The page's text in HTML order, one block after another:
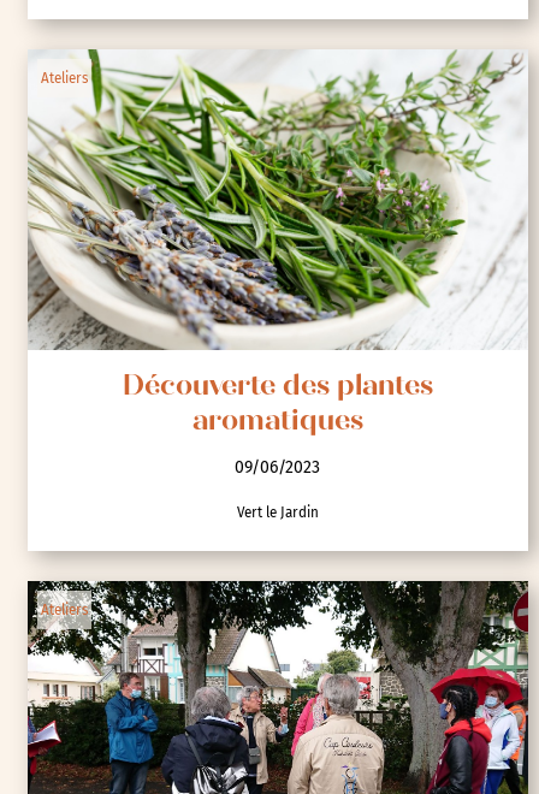
Ateliers
Découverte des plantes
aromatiques
09/06/2023
Vert le Jardin
Ateliers